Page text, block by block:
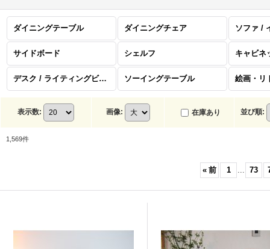
ダイニングテーブル ダイニングチェア ソファ /
サイドボード シェルフ キャビネ
デスク / ライティングビューロー ソーイングテーブル
表示数: 画像: 在庫あり 並び順:
1,569件
« 前 1 ... 73